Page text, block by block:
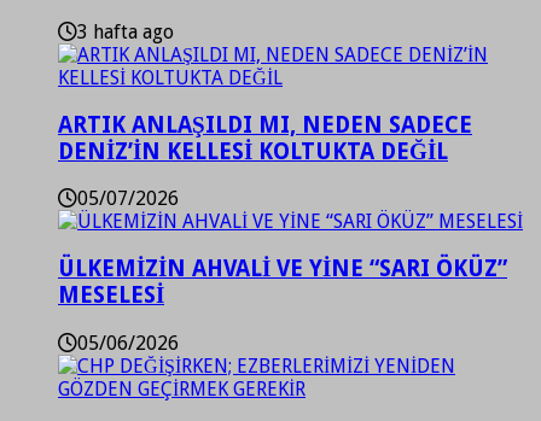
3 hafta ago
ARTIK ANLAŞILDI MI, NEDEN SADECE
DENİZ’İN KELLESİ KOLTUKTA DEĞİL
05/07/2026
ÜLKEMİZİN AHVALİ VE YİNE “SARI ÖKÜZ”
MESELESİ
05/06/2026